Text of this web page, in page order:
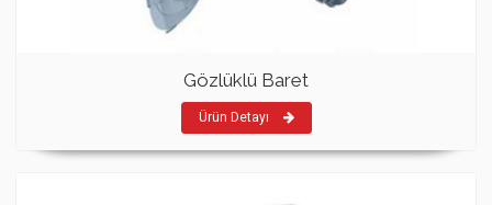
Gözlüklü Baret
Ürün Detayı